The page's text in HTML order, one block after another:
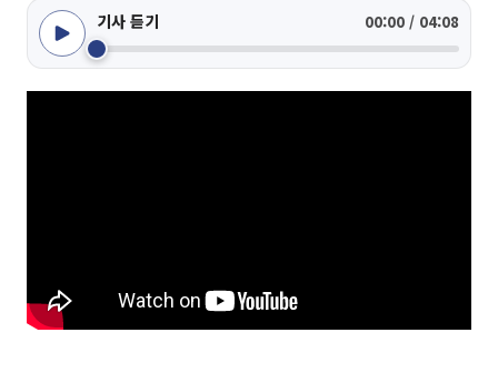
기사 듣기 00:00 / 04:08